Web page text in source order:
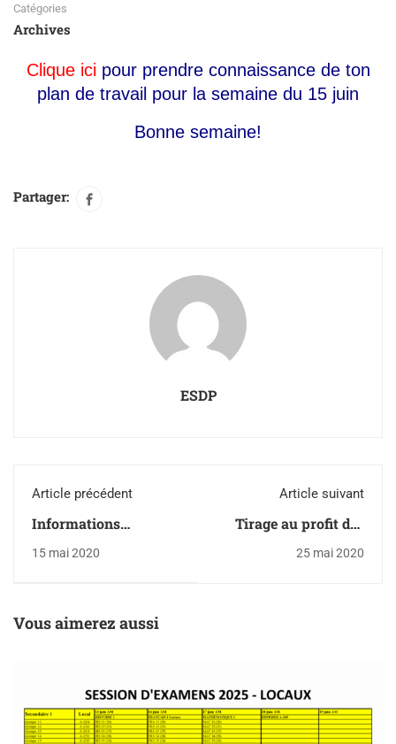
Catégories
Archives
Clique ici pour prendre connaissance de ton
plan de travail pour la semaine du 15 juin
Bonne semaine!
Partager:
ESDP
Article précédent
Informations
08)
15 mai 2020
Article suivant
Tirage au profit des
25 mai 2020
Vous aimerez aussi